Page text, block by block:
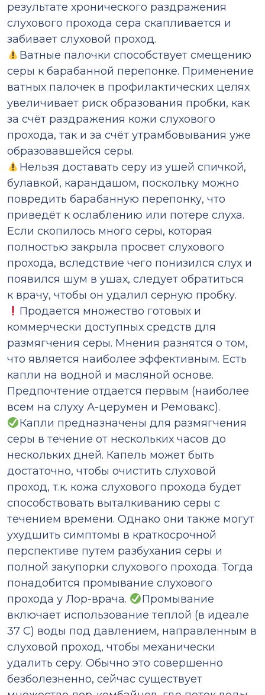
результате хронического раздражения
слухового прохода сера скапливается и
забивает слуховой проход.
Ватные палочки способствует смещению
серы к барабанной перепонке. Применение
ватных палочек в профилактических целях
увеличивает риск образования пробки, как
за счёт раздражения кожи слухового
прохода, так и за счёт утрамбовывания уже
образовавшейся серы.
Нельзя доставать серу из ушей спичкой,
булавкой, карандашом, поскольку можно
повредить барабанную перепонку, что
приведёт к ослаблению или потере слуха.
Если скопилось много серы, которая
полностью закрыла просвет слухового
прохода, вследствие чего понизился слух и
появился шум в ушах, следует обратиться
к врачу, чтобы он удалил серную пробку.
Продается множество готовых и
коммерчески доступных средств для
размягчения серы. Мнения разнятся о том,
что является наиболее эффективным. Есть
капли на водной и масляной основе.
Предпочтение отдается первым (наиболее
всем на слуху А-церумен и Ремовакс).
Капли предназначены для размягчения
серы в течение от нескольких часов до
нескольких дней. Капель может быть
достаточно, чтобы очистить слуховой
проход, т.к. кожа слухового прохода будет
способствовать выталкиванию серы с
течением времени. Однако они также могут
ухудшить симптомы в краткосрочной
перспективе путем разбухания серы и
полной закупорки слухового прохода. Тогда
понадобится промывание слухового
прохода у Лор-врача.
Промывание
включает использование теплой (в идеале
37 С) воды под давлением, направленным в
слуховой проход, чтобы механически
удалить серу. Обычно это совершенно
безболезненно, сейчас существует